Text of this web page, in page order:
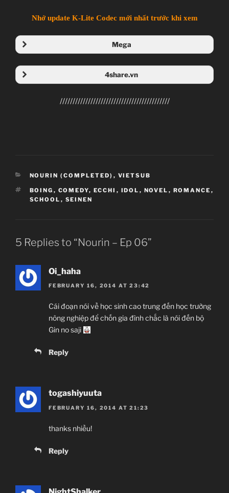
のうりん
Silver Link
Boing, Comedy, Ecchi, Idol, Novel, Seinen,
~Thành viên thực hiện~
Nhớ update K-Lite Codec mới nhất trước khi xem
Mega
4share.vn
///////////////////////////////////////////
CATEGORIES
NOURIN (COMPLETED) , VIETSUB
TAGS
BOING , COMEDY, ECCHI , IDOL , NOVEL , ROMANCE ,
SCHOOL , SEINEN
5 Replies to “Nourin – Ep 06”
Oi_haha
FEBRUARY 16, 2014 AT 23:42
Cái đoạn nói về học sinh cao trung đến học trường
nông nghiệp để chốn gia đình chắc là nói đến bộ
Gin no saji
Reply
togashiyuuta
FEBRUARY 16, 2014 AT 21:23
thanks nhiều!
Reply